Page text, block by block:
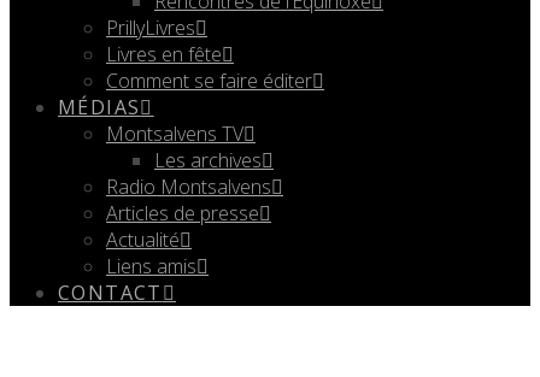
PrillyLivres
Livres en fête
Comment se faire éditer
MÉDIAS
Montsalvens TV
Les archives
Radio Montsalvens
Articles de presse
Actualité
Liens amis
CONTACT